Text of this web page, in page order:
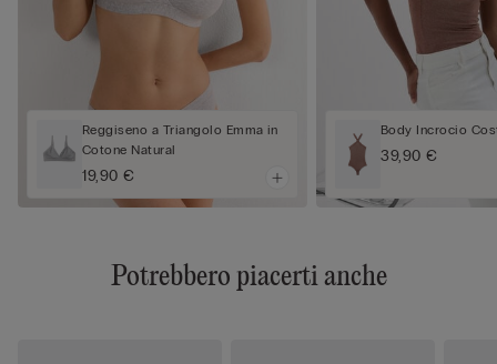
Reggiseno a Triangolo Emma in
Cotone Natural
19,90 €
Body Incrocio
39,90 €
Potrebbero piacerti anche